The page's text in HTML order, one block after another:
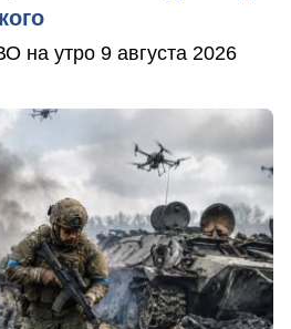
на утро 9 августа 2026